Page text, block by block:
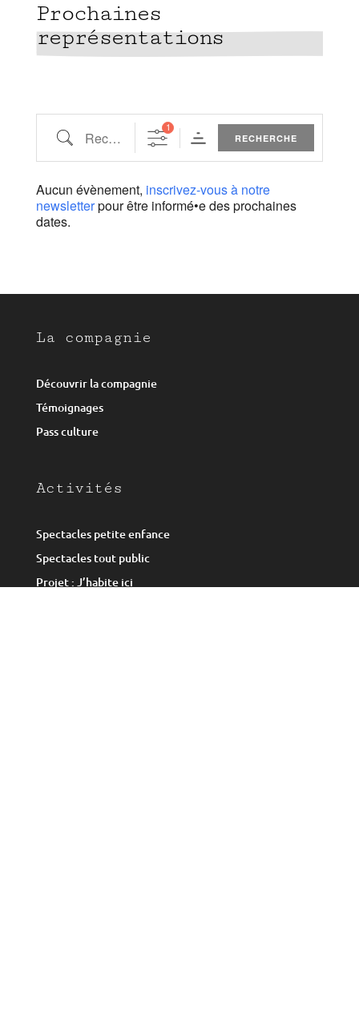
Prochaines
représentations
Recherche 1
RECHERCHE
Aucun évènement, inscrivez-vous à notre
newsletterpour être informé•e des prochaines
dates.
La compagnie
Découvrir la compagnie
Témoignages
Pass culture
Activités
Spectacles petite enfance
Spectacles tout public
Projet : J’habite ici